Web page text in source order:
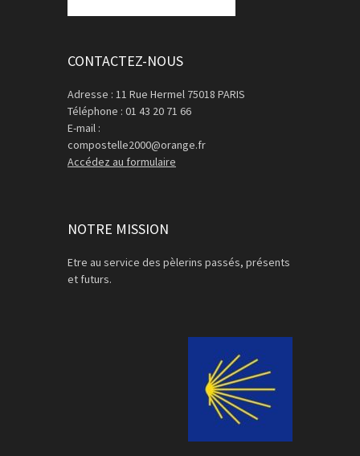
CONTACTEZ-NOUS
Adresse : 11 Rue Hermel 75018 PARIS
Téléphone : 01 43 20 71 66
E-mail :
compostelle2000@orange.fr
Accédez au formulaire
NOTRE MISSION
Etre au service des pèlerins passés, présents
et futurs.